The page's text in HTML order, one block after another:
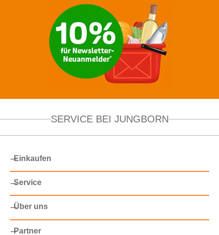
SERVICE BEI JUNGBORN
Einkaufen
Service
Über uns
Partner